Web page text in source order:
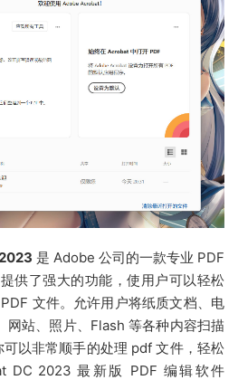
是 Adobe 公司的一款专业 PDF
供了强大的功能，使用户可以轻松
文件。允许用户将纸质文档、电
网站、照片、Flash 等各种内容扫描
以非常顺手的处理 pdf 文件，轻松
DC 2023 最新版 PDF 编辑软件